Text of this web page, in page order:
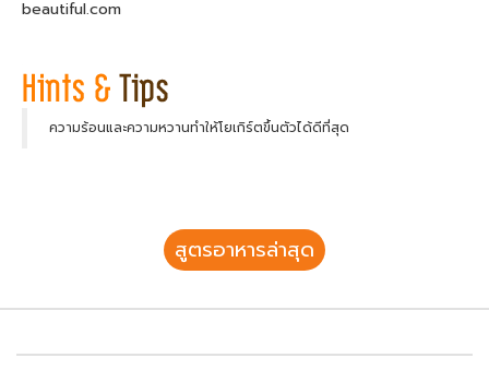
beautiful.com
ความร้อนและความหวานทำให้โยเกิร์ตขึ้นตัวได้ดีที่สุด
สูตรอาหารล่าสุด